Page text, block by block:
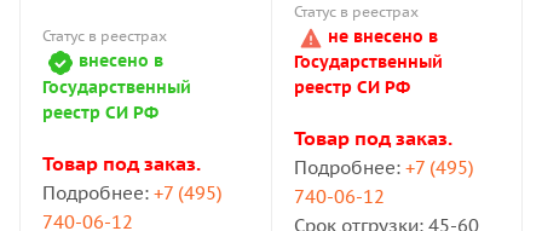
Статус в реестрах
внесено в
Государственный
реестр СИ РФ
Товар под заказ.
Подробнее: +7 (495)
740-06-12
Статус в реестрах
не внесено в
Государственный
реестр СИ РФ
Товар под заказ.
Подробнее: +7 (495)
740-06-12
Срок отгрузки: 45-60